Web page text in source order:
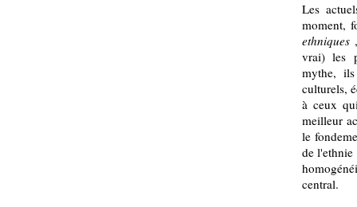
Les
moment,
ethniques
vrai) les
mythe,
culturels,
à ceux
meilleur
le
de l'ethnie
central.